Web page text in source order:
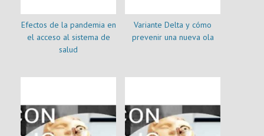
Efectos de la pandemia en
el acceso al sistema de
salud
Variante Delta y cómo
prevenir una nueva ola